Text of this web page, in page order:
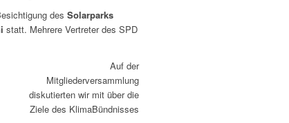
des Solarparks
statt. Mehrere Vertreter des SPD
Auf der
Mitgliederversammlung
diskutierten wir mit über die
Ziele des KlimaBündnisses